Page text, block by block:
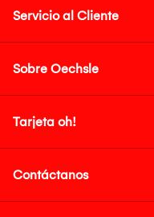
Servicio al Cliente
Sobre Oechsle
Tarjeta oh!
Contáctanos